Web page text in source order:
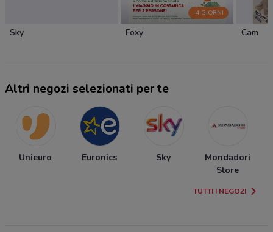
Sky
-4 GIORNI
Foxy Cam
Altri negozi selezionati per te
Unieuro Euronics Sky
Mondadori
Store
TUTTI I NEGOZI